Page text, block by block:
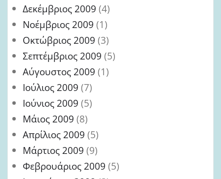
Δεκέμβριος 2009 (4)
Νοέμβριος 2009 (1)
Οκτώβριος 2009 (3)
Σεπτέμβριος 2009 (5)
Αύγουστος 2009 (1)
Ιούλιος 2009 (7)
Ιούνιος 2009 (5)
Μάιος 2009 (8)
Απρίλιος 2009 (5)
Μάρτιος 2009 (9)
Φεβρουάριος 2009 (5)